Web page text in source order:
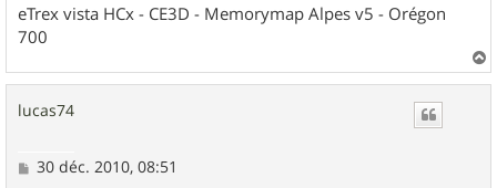
eTrex vista HCx - CE3D - Memorymap Alpes v5 - Orégon
700
a
lucas74
M
30 déc. 2010, 08:51